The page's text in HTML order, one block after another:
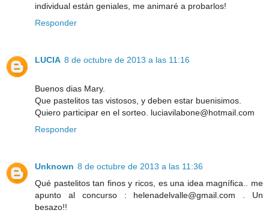
individual están geniales, me animaré a probarlos!
Responder
LUCIA 8 de octubre de 2013 a las 11:16
Buenos dias Mary.
Que pastelitos tas vistosos, y deben estar buenisimos.
Quiero participar en el sorteo. luciavilabone@hotmail.com
Responder
Unknown 8 de octubre de 2013 a las 11:36
Qué pastelitos tan finos y ricos, es una idea magnífica.. me
apunto al concurso : helenadelvalle@gmail.com . Un
besazo!!